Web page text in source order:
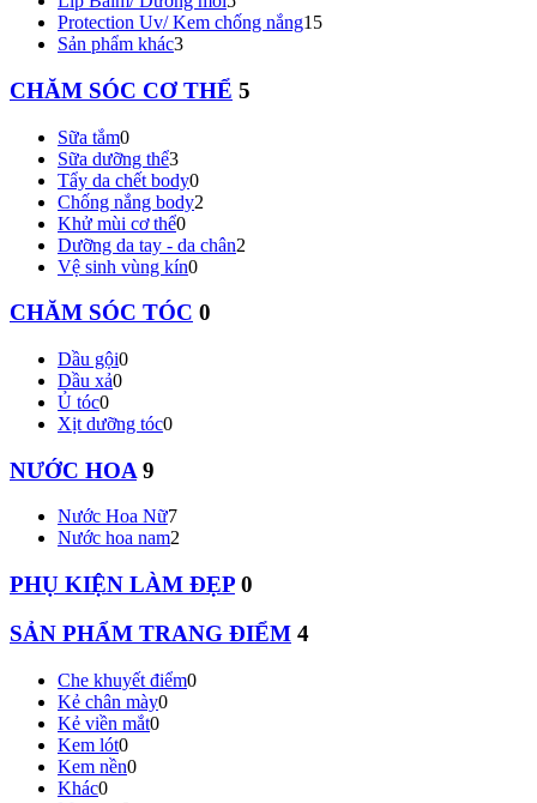
Protection Uv/ Kem chống nắng15
Sản phẩm khác3
CHĂM SÓC CƠ THỂ 5
Sữa tắm0
Sữa dưỡng thể3
Tẩy da chết body0
Chống nắng body2
Khử mùi cơ thể0
Dưỡng da tay - da chân2
Vệ sinh vùng kín0
CHĂM SÓC TÓC 0
Dầu gội0
Dầu xả0
Ủ tóc0
Xịt dưỡng tóc0
NƯỚC HOA 9
Nước Hoa Nữ7
Nước hoa nam2
PHỤ KIỆN LÀM ĐẸP 0
SẢN PHẨM TRANG ĐIỂM 4
Che khuyết điểm0
Kẻ chân mày0
Kẻ viền mắt0
Kem lót0
Kem nền0
Khác0